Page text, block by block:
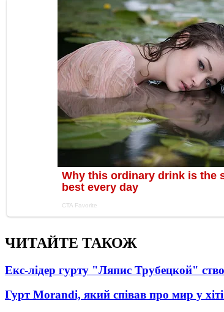
ЧИТАЙТЕ ТАКОЖ
Екс-лідер гурту "Ляпис Трубецкой"
Гурт Morandi, який співав про мир у